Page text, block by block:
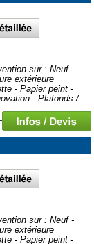
sur : Neuf -
extérieure
- Papier peint -
- Plafonds /
sur : Neuf -
extérieure
- Papier peint -